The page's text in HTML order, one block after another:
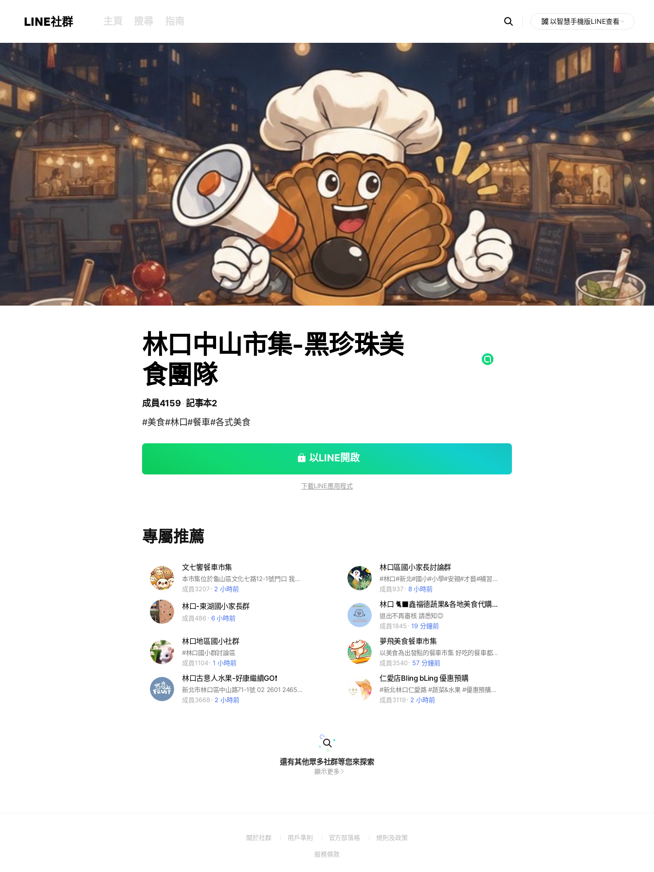
LINE社群 主頁 搜尋 指南 Search
OpenChats
messages
search
area
以智慧手機版LINE查看
林口中山市集-黑珍珠美
食團隊
成員4159 記事本2
#美食#林口#餐車#各式美食
以LINE開啟
下載LINE應用程式
專屬推薦
文七饗餐車市集
本市集位於龜山區文化七路12-1號門口 我們將為大家帶來新鮮好吃的餐車美食 敬請期待！
成員3207
2 小時前
林口區國小家長討論群
#林口#新北#國小#小學#安親#才藝#補習#育兒#家長#討論#共學#課後照顧#媽媽#媽咪#爸爸#小學生#媳婦
成員937
8 小時前
林口-東湖國小家長群
成員486 6 小時前
林口 🐈‍⬛鑫福德蔬果&各地美食代購社群✨🛒
退出不再審核 請悉知😊
成員1845
19 分鐘前
林口地區國小社群
#林口國小群討論區
成員1104
1 小時前
夢飛美食餐車市集
以美食為出發點的餐車市集 好吃的餐車都在這裡
成員3540
57 分鐘前
林口古意人水果-好康繼續GO❗️
新北市林口區中山路71-1號 02 2601 2465 在地深耕20年，我們始終秉持誠懇實在、價格公道的精神，為鄰里提供最新鮮、最實惠的水果。 如今，我們不僅是一家傳統水果店，更邁向現代化，透過 LINE 社群分享最新水果資訊，讓大家第一時間掌握優惠好康！ #古意人 #古意人水果 #台灣水果 #台產水果 #進口水果 #水果＆蔬菜 #團購 #預購 #年節禮盒 #水果禮盒 #精緻禮盒 #水果禮籃 #新鮮限定 #蔬菜批發 #水果批發 #零售批發 #美食 #美食推薦 #鮮果購物
成員3668
2 小時前
仁愛店Bling bLing 優惠預購
#新北林口仁愛路 #蔬菜&水果 #優惠預購、年節禮盒 #新鮮限定 #宅配服務
成員3119
2 小時前
還有其他眾多社群等您來探索
顯示更多
關於社群
(Open用戶準則
(Open
a
官方部落格
(Open規則及政策(Open
服務條款(Open